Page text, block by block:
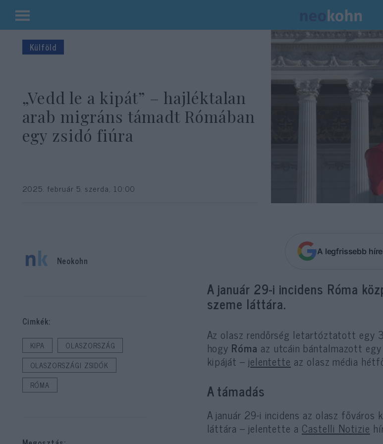
Kilépés
tartalomba
Külföld
„Vedd le a kipát” – hajléktalan
arab migráns támadt Rómában
egy zsidó fiúra
2025. február 5. szerda, 10:00
A legfrissebb
A január 29-i incidens Róma
szeme láttára.
Az olasz rendőrség letartóztatott egy
hogy Róma az utcáin bántalmazott
kipáját – jelentette az olasz média
A támadás
A január 29-i incidens az olasz főváros
láttára – jelentette a Castelli Notizie
Neokohn
Cimkék:
KIPA
OLASZORSZÁG
OLASZORSZÁGI ZSIDÓK
RÓMA